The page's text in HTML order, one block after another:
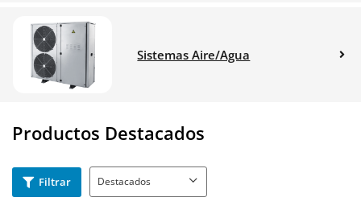
Sistemas Aire/Agua
Productos Destacados
Filtrar